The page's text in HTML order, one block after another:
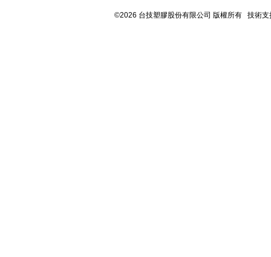
©2026 台技塑膠股份有限公司 版權所有 技術支